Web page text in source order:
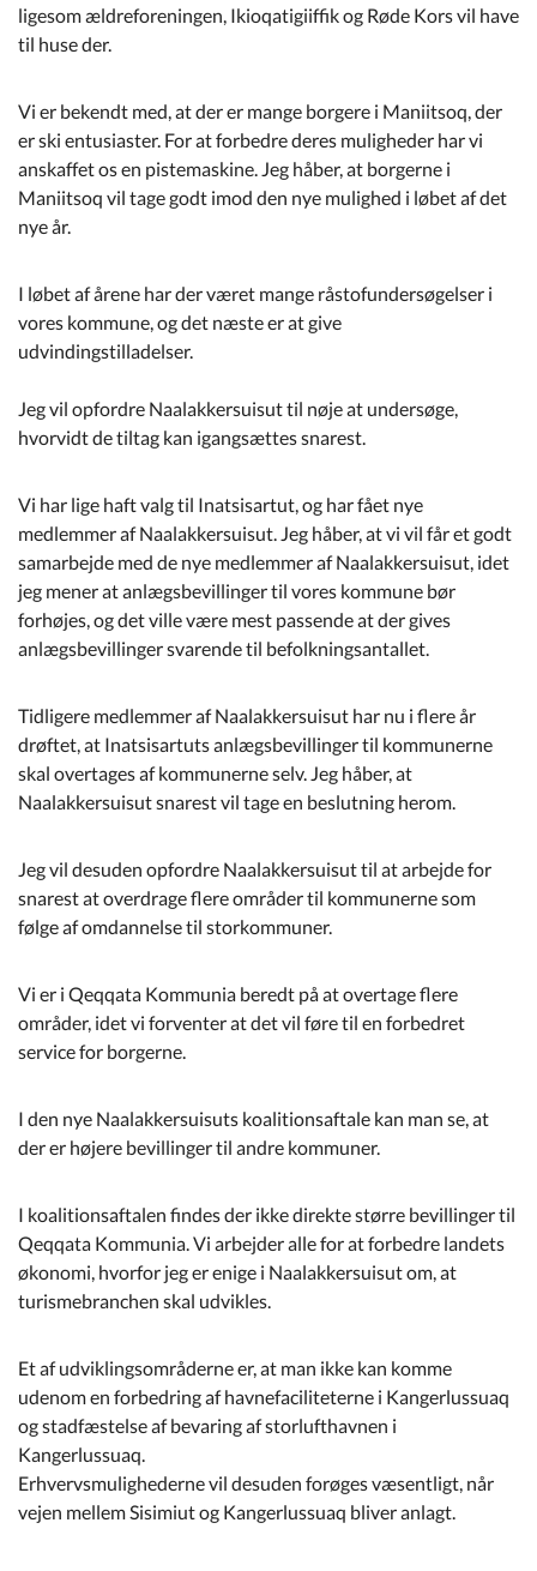
ligesom ældreforeningen, Ikioqatigiiffik og Røde Kors vil have
til huse der.
Vi er bekendt med, at der er mange borgere i Maniitsoq, der
er ski entusiaster. For at forbedre deres muligheder har vi
anskaffet os en pistemaskine. Jeg håber, at borgerne i
Maniitsoq vil tage godt imod den nye mulighed i løbet af det
nye år.
I løbet af årene har der været mange råstofundersøgelser i
vores kommune, og det næste er at give
udvindingstilladelser.
Jeg vil opfordre Naalakkersuisut til nøje at undersøge,
hvorvidt de tiltag kan igangsættes snarest.
Vi har lige haft valg til Inatsisartut, og har fået nye
medlemmer af Naalakkersuisut. Jeg håber, at vi vil får et godt
samarbejde med de nye medlemmer af Naalakkersuisut, idet
jeg mener at anlægsbevillinger til vores kommune bør
forhøjes, og det ville være mest passende at der gives
anlægsbevillinger svarende til befolkningsantallet.
Tidligere medlemmer af Naalakkersuisut har nu i flere år
drøftet, at Inatsisartuts anlægsbevillinger til kommunerne
skal overtages af kommunerne selv. Jeg håber, at
Naalakkersuisut snarest vil tage en beslutning herom.
Jeg vil desuden opfordre Naalakkersuisut til at arbejde for
snarest at overdrage flere områder til kommunerne som
følge af omdannelse til storkommuner.
Vi er i Qeqqata Kommunia beredt på at overtage flere
områder, idet vi forventer at det vil føre til en forbedret
service for borgerne.
I den nye Naalakkersuisuts koalitionsaftale kan man se, at
der er højere bevillinger til andre kommuner.
I koalitionsaftalen findes der ikke direkte større bevillinger til
Qeqqata Kommunia. Vi arbejder alle for at forbedre landets
økonomi, hvorfor jeg er enige i Naalakkersuisut om, at
turismebranchen skal udvikles.
Et af udviklingsområderne er, at man ikke kan komme
udenom en forbedring af havnefaciliteterne i Kangerlussuaq
og stadfæstelse af bevaring af storlufthavnen i
Kangerlussuaq.
Erhvervsmulighederne vil desuden forøges væsentligt, når
vejen mellem Sisimiut og Kangerlussuaq bliver anlagt.